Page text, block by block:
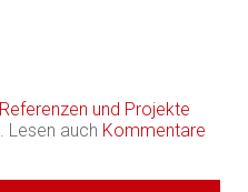
und Projekte
. Lesen auch Kommentare